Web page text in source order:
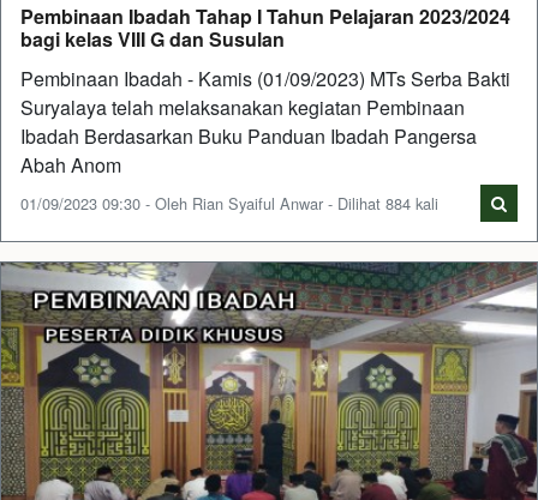
Pembinaan Ibadah Tahap I Tahun Pelajaran 2023/2024
bagi kelas VIII G dan Susulan
Pembinaan Ibadah - Kamis (01/09/2023) MTs Serba Bakti
Suryalaya telah melaksanakan kegiatan Pembinaan
Ibadah Berdasarkan Buku Panduan Ibadah Pangersa
Abah Anom
01/09/2023 09:30 - Oleh Rian Syaiful Anwar - Dilihat 884 kali